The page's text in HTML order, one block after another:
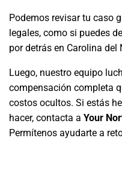
Podemos revisar tu caso
legales, como si puedes
por detrás en Carolina del
Luego, nuestro equipo
compensación completa
costos ocultos. Si estás
hacer, contacta a Your
Permítenos ayudarte a